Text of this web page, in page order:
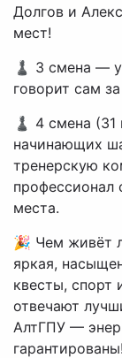
Долгов и
мест!
♟ 3 смена —
говорит сам
♟ 4 смена (31
начинающих
тренерскую
места.
🎉 Чем живёт
яркая,
квесты, спорт
отвечают
АлтГПУ —
гарантированы!